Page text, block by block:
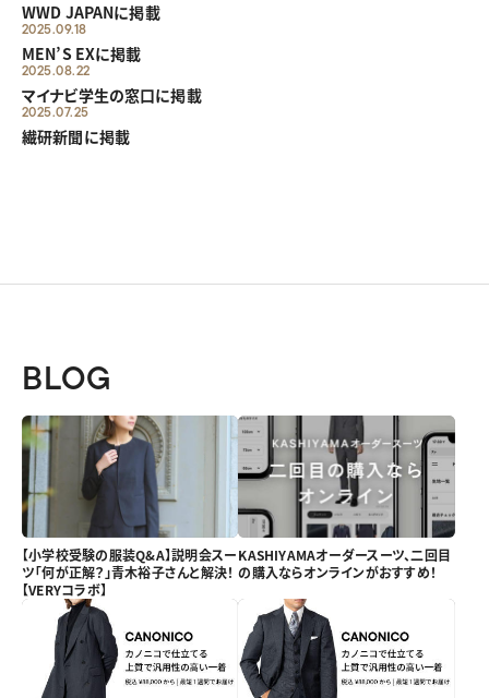
WWD JAPANに掲載
2025.09.18
MEN’S EXに掲載
2025.08.22
マイナビ学生の窓口に掲載
2025.07.25
繊研新聞に掲載
BLOG
【小学校受験の服装Q&A】説明会スー
ツ「何が正解？」青木裕子さんと解決！
【VERYコラボ】
KASHIYAMAオーダースーツ、二回目
の購入ならオンラインがおすすめ！